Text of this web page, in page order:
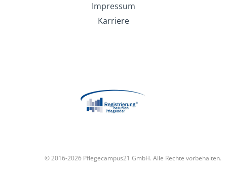
Impressum
Karriere
© 2016-2026 Pflegecampus21 GmbH. Alle Rechte vorbehalten.